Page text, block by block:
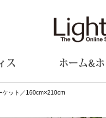
ス ホーム&
ケット／160cm×210cm